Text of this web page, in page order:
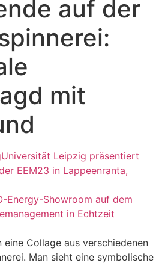
auf der
mit
Universität Leipzig präsentiert
EEM23 in Lappeenranta,
Energy-Showroom auf dem
in Echtzeit